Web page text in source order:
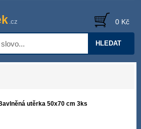
HLEDAT
0 Kč
utěrka 50x70 cm 3ks